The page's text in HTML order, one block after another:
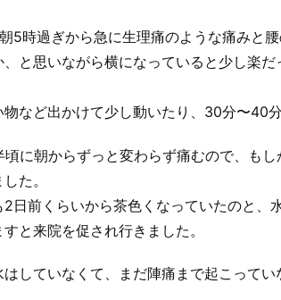
5時過ぎから急に生理痛のような痛みと
、と思いながら横になっていると少し楽
物など出かけて少し動いたり、30分〜40
頃に朝からずっと変わらず痛むので、も
た。
2日前くらいから茶色くなっていたのと、
と来院を促され行きました。
していなくて、まだ陣痛まで起こってい